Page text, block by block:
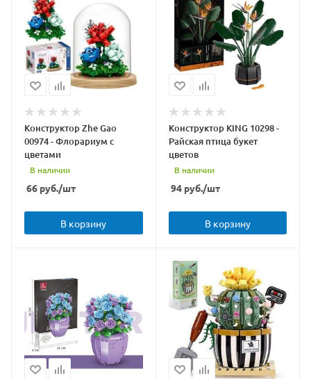
Конструктор Zhe Gao
00974 - Флорариум с
цветами
В наличии
66 руб./шт
В корзину
Конструктор KING 10298 -
Райская птица букет
цветов
В наличии
94руб./шт
В корзину